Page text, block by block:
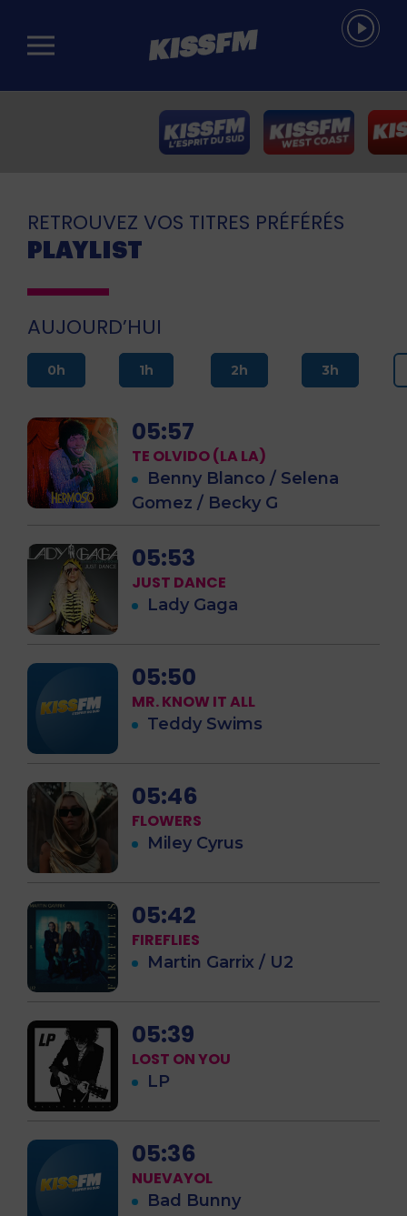
Passer au contenu principal
RETROUVEZ VOS TITRES PRÉFÉRÉS
PLAYLIST
AUJOURD’HUI
0h 1h 2h 3h
05:57
TE OLVIDO (LA LA)
Benny Blanco / Selena
Gomez / Becky G
05:53
JUST DANCE
Lady Gaga
05:50
MR. KNOW IT ALL
Teddy Swims
05:46
FLOWERS
Miley Cyrus
05:42
FIREFLIES
Martin Garrix / U2
05:39
LOST ON YOU
LP
05:36
NUEVAYOL
Bad Bunny